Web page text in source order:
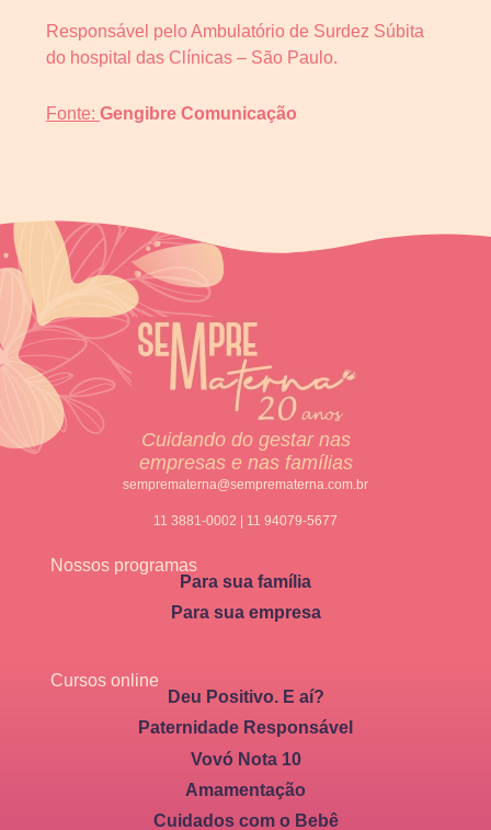
Responsável pelo Ambulatório de Surdez Súbita
do hospital das Clínicas – São Paulo.
Fonte: Gengibre Comunicação
Cuidando do gestar nas
empresas e nas famílias
semprematerna@semprematerna.com.br
11 3881-0002 | 11 94079-5677
Nossos programas
Para sua família
Para sua empresa
Cursos online
Deu Positivo. E aí?
Paternidade Responsável
Vovó Nota 10
Amamentação
Cuidados com o Bebê